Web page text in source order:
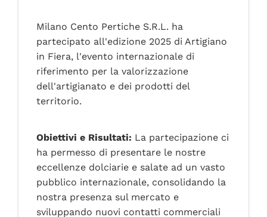
LAVORA CON NOI
Milano Cento Pertiche S.R.L. ha
partecipato all'edizione 2025 di Artigiano
in Fiera, l'evento internazionale di
riferimento per la valorizzazione
dell'artigianato e dei prodotti del
territorio.
Obiettivi e Risultati: La partecipazione ci
ha permesso di presentare le nostre
eccellenze dolciarie e salate ad un vasto
pubblico internazionale, consolidando la
nostra presenza sul mercato e
sviluppando nuovi contatti commerciali